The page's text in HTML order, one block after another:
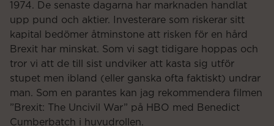
1974. De senaste dagarna har marknaden handlat
upp pund och aktier. Investerare som riskerar sitt
kapital bedömer åtminstone att risken för en hård
Brexit har minskat. Som vi sagt tidigare hoppas och
tror vi att de till sist undviker att kasta sig utför
stupet men ibland (eller ganska ofta faktiskt) undrar
man. Som en parantes kan jag rekommendera filmen
”Brexit: The Uncivil War” på HBO med Benedict
Cumberbatch i huvudrollen.